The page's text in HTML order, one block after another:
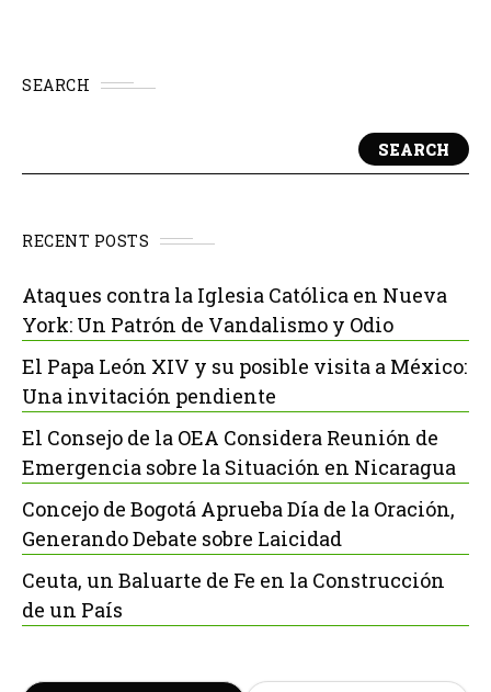
SEARCH
SEARCH
RECENT POSTS
Ataques contra la Iglesia Católica en Nueva
York: Un Patrón de Vandalismo y Odio
El Papa León XIV y su posible visita a México:
Una invitación pendiente
El Consejo de la OEA Considera Reunión de
Emergencia sobre la Situación en Nicaragua
Concejo de Bogotá Aprueba Día de la Oración,
Generando Debate sobre Laicidad
Ceuta, un Baluarte de Fe en la Construcción
de un País